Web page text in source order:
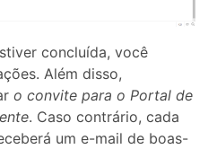
concluída, você
Além disso,
o convite para o Portal de
. Caso contrário, cada
um e-mail de boas-